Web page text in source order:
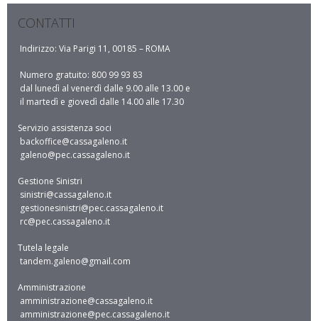
CONTATTI
Indirizzo: Via Parigi 11, 00185 – ROMA
Numero gratuito: 800 99 93 83
dal lunedì al venerdì dalle 9.00 alle 13.00 e
il martedì e giovedì dalle 14.00 alle 17.30
Servizio assistenza soci
backoffice@cassagaleno.it
galeno@pec.cassagaleno.it
Gestione Sinistri
sinistri@cassagaleno.it
gestionesinistri@pec.cassagaleno.it
rc@pec.cassagaleno.it
Tutela legale
tandem.galeno@gmail.com
Amministrazione
amministrazione@cassagaleno.it
amministrazione@pec.cassagaleno.it